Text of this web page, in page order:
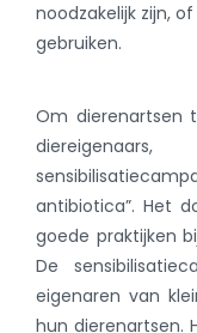
noodzakelijk zijn,
gebruiken.
Om dierenartsen
antibiotica”. Het
goede praktijken
De
eigenaren van
hun dierenartsen.